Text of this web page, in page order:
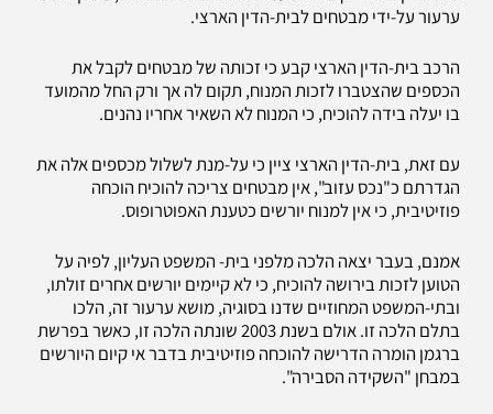
ערעור על-ידי מבטחים לבית-הדין הארצי.
הרכב בית-הדין הארצי קבע כי זכותה של מבטחים לקבל את
הכספים שהצטברו לזכות המנוח, תקום לה אך ורק החל מהמועד
בו יעלה בידה להוכיח, כי המנוח לא השאיר אחריו נהנים.
עם זאת, בית-הדין הארצי ציין כי על-מנת לשלול מכספים אלה את
הגדרתם כ"נכס עזוב", אין מבטחים צריכה להוכיח הוכחה
פוזיטיבית, כי אין למנוח יורשים כטענת האפוטרופוס.
אמנם, בעבר יצאה הלכה מלפני בית- המשפט העליון, לפיה על
הטוען לזכות בירושה להוכיח, כי לא קיימים יורשים אחרים זולתו,
ובתי-המשפט המחוזיים שדנו בסוגיה, מושא ערעור זה, הלכו
בתלם הלכה זו. אולם בשנת 2003 שונתה הלכה זו, כאשר בפרשת
ברגמן הומרה הדרישה להוכחה פוזיטיבית בדבר אי קיום היורשים
במבחן "השקידה הסבירה".